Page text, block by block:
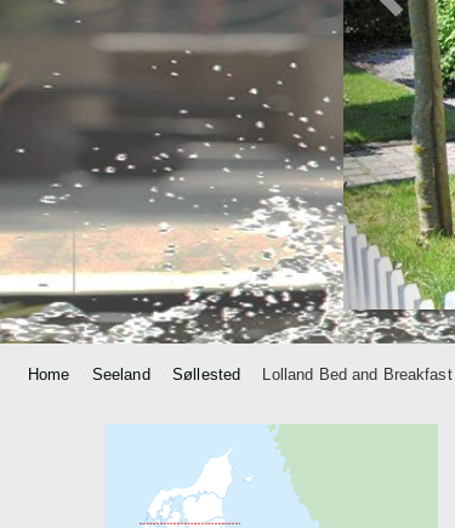
Home Seeland Søllested Lolland Bed and Breakfast